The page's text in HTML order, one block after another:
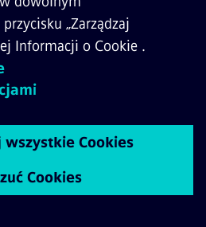
czujnikowi system jest
wartości, np. na skutek
obrzeży kół czy
metalowych. Działa przy
– do maksymalnego
a także we wszystkich
zakłócenia powodowane